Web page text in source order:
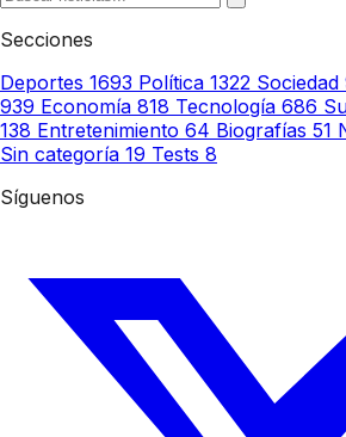
Secciones
Deportes 1693 Política 1322 Sociedad
939 Economía 818 Tecnología 686
138 Entretenimiento 64 Biografías 51
Sin categoría 19 Tests 8
Síguenos